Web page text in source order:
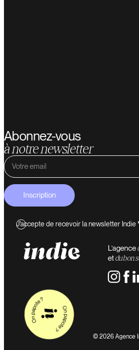
Abonnez-vous
à notre newsletter
Inscription
J'accepte de recevoir la newsletter Indie
L’agence
etdu bon
© 2026 Agence